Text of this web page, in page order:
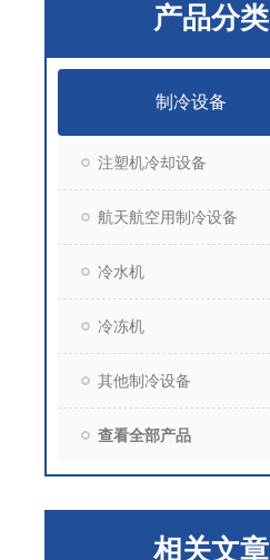
产品分类
制冷设备
注塑机冷却设备
航天航空用制冷设备
冷水机
冷冻机
其他制冷设备
查看全部产品
相关文章